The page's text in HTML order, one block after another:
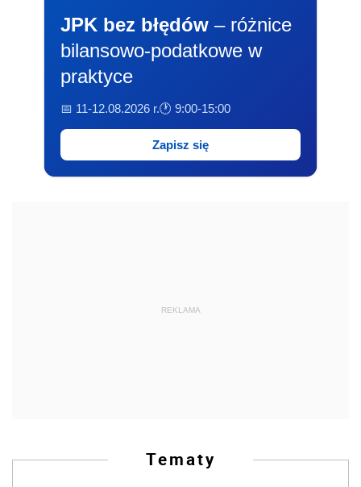
JPK bez błędów – różnice
bilansowo-podatkowe w
praktyce
📅 11-12.08.2026 r.🕐 9:00-15:00
Zapisz się
REKLAMA
Tematy